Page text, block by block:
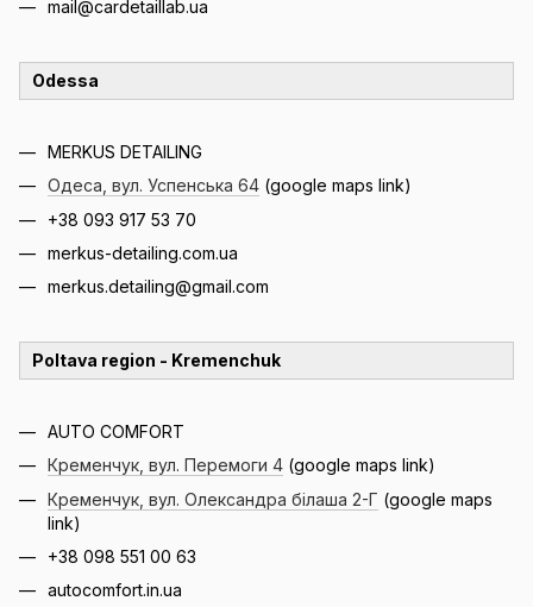
mail@cardetaillab.ua
Odessa
MERKUS DETAILING
Одеса, вул. Успенська 64 (google maps link)
+38 093 917 53 70
merkus-detailing.com.ua
merkus.detailing@gmail.com
Poltava region - Kremenchuk
AUTO COMFORT
Кременчук, вул. Перемоги 4 (google maps link)
Кременчук, вул. Олександра білаша 2-Г (google maps
link)
+38 098 551 00 63
autocomfort.in.ua